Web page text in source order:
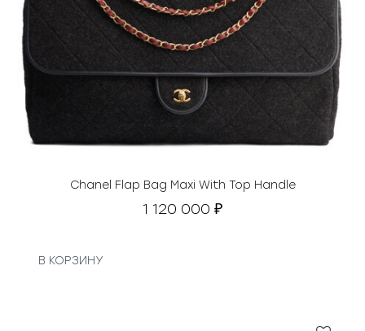
Chanel Flap Bag Maxi With Top Handle
1 120 000 ₽
В КОРЗИНУ